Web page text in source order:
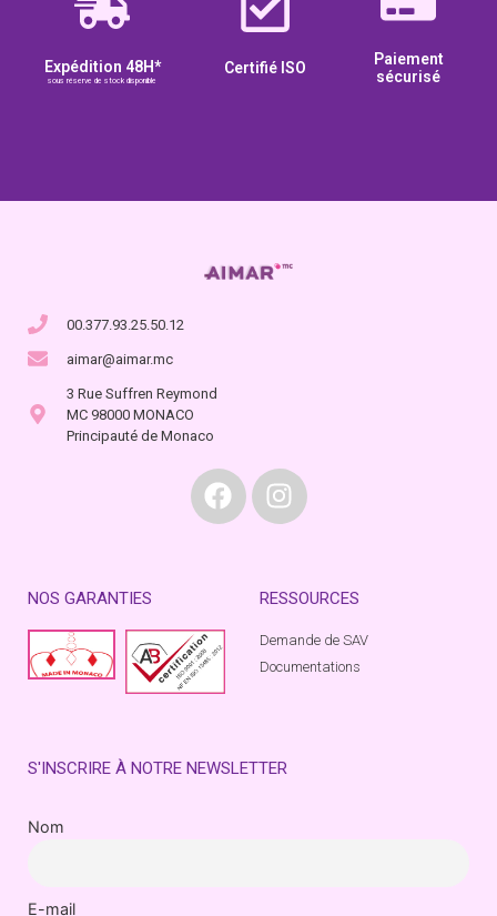
Expédition 48H*
sous réserve de stock disponible
Certifié ISO
Paiement
sécurisé
00.377.93.25.50.12
aimar@aimar.mc
3 Rue Suffren Reymond
MC 98000 MONACO
Principauté de Monaco
NOS GARANTIES RESSOURCES
Demande de SAV
Documentations
S'INSCRIRE À NOTRE NEWSLETTER
Nom
E-mail